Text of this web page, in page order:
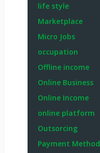
life style
Marketplace
Micro Jobs
occupation
Offline income
Online Business
Online Income
online platform
Outsorcing
Payment Method